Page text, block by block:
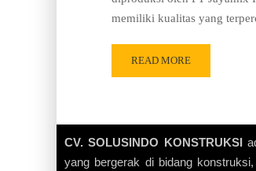
memiliki kualitas yang
READ MORE
CV. SOLUSINDO KONSTRUKSI
yang bergerak di bidang